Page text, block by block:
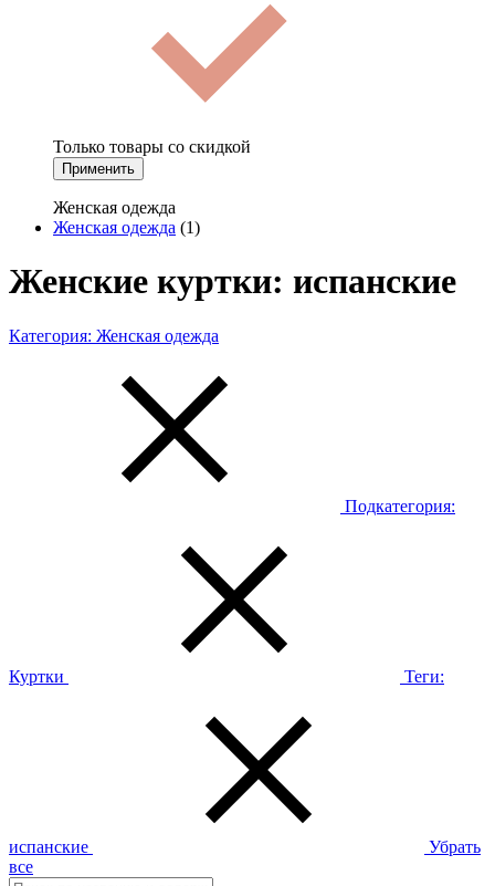
Только товары со скидкой
Применить
Женская одежда
Женская одежда (1)
Женские куртки: испанские
Категория: Женская одежда
Подкатегория:
Куртки Теги:
испанские
Убрать
все